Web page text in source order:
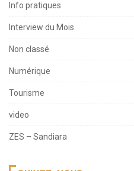
Info pratiques
Interview du Mois
Non classé
Numérique
Tourisme
video
ZES – Sandiara